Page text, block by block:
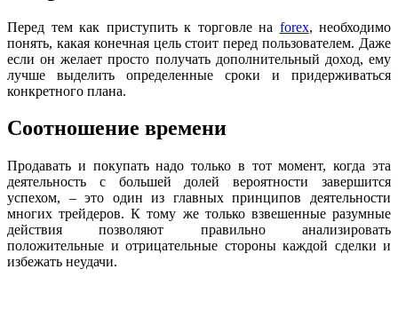
Перед тем как приступить к торговле на forex, необходимо
понять, какая конечная цель стоит перед пользователем. Даже
если он желает просто получать дополнительный доход, ему
лучше выделить определенные сроки и придерживаться
конкретного плана.
Соотношение времени
Продавать и покупать надо только в тот момент, когда эта
деятельность с большей долей вероятности завершится
успехом, – это один из главных принципов деятельности
многих трейдеров. К тому же только взвешенные разумные
действия позволяют правильно анализировать
положительные и отрицательные стороны каждой сделки и
избежать неудачи.